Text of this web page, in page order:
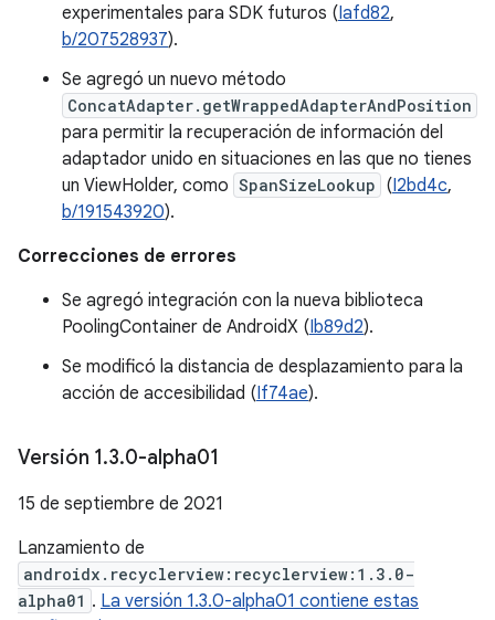
experimentales para SDK futuros (Iafd82,
b/207528937).
Se agregó un nuevo método
ConcatAdapter.getWrappedAdapterAndPosition
para permitir la recuperación de información del
adaptador unido en situaciones en las que no tienes
un ViewHolder, como SpanSizeLookup (I2bd4c,
b/191543920).
Correcciones de errores
Se agregó integración con la nueva biblioteca
PoolingContainer de AndroidX (Ib89d2).
Se modificó la distancia de desplazamiento para la
acción de accesibilidad (If74ae).
Versión 1.3.0-alpha01
15 de septiembre de 2021
Lanzamiento de
androidx.recyclerview:recyclerview:1.3.0-
alpha01 . La versión 1.3.0-alpha01 contiene estas